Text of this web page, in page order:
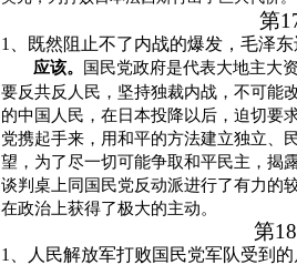
第
1、既然阻止不了内战的爆发，毛泽
应该。 国民党政府是代表大地主大
要反共反人民，坚持独裁内战，不可能
的中国人民，在日本投降以后，迫切要
党携起手来，用和平的方法建立独立、
望，为了尽一切可能争取和平民主，揭
谈判桌上同国民党反动派进行了有力的
在政治上获得了极大的主动。
第
1、人民解放军打败国民党军队受到